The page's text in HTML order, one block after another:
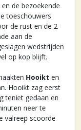
en de bezoekende
toeschouwers
de rust en de 2 -
aan de
wedstrijden
op kop blijft.
Hooikt en
Hooikt zag eerst
teniet gedaan en
neer te
valreep scoorde